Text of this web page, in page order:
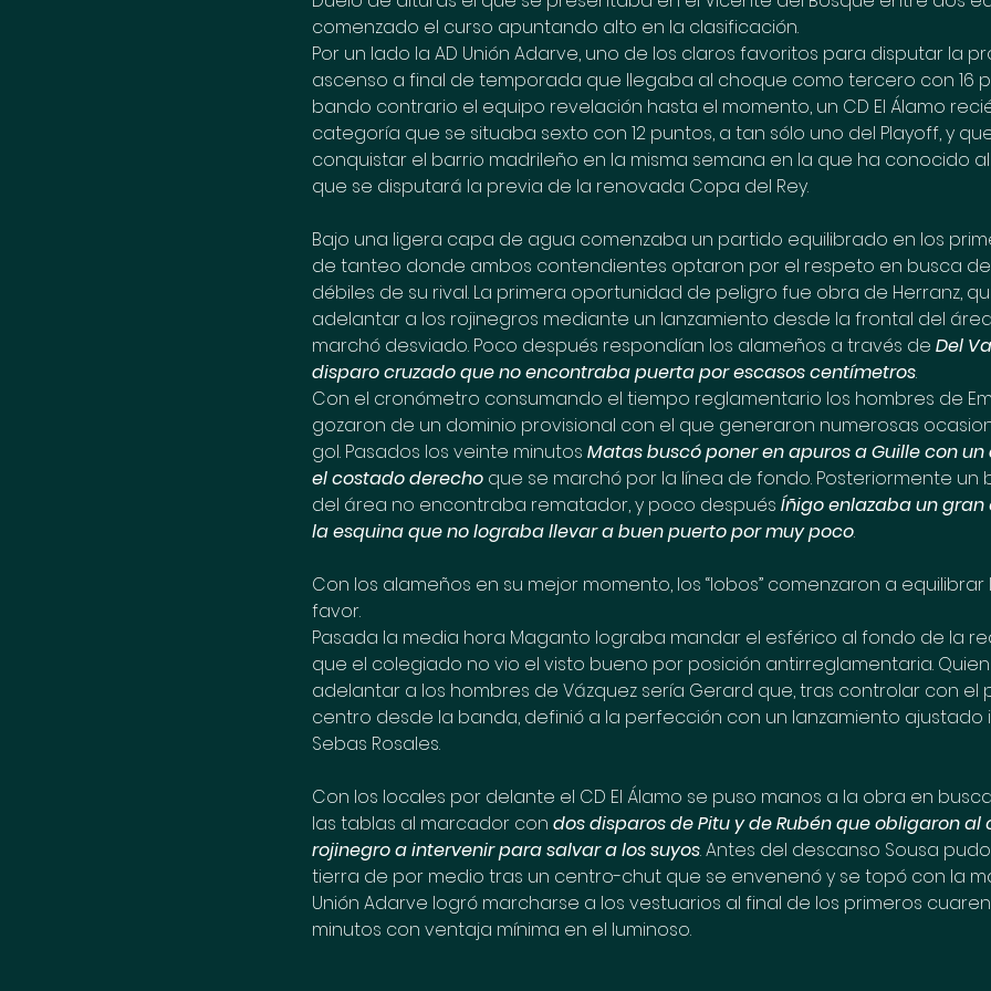
comenzado el curso apuntando alto en la clasificación.
Por un lado la AD Unión Adarve, uno de los claros favoritos para disputar la
ascenso a final de temporada que llegaba al choque como tercero con 16
bando contrario el equipo revelación hasta el momento, un CD El Álamo
categoría que se situaba sexto con 12 puntos, a tan sólo uno del Playoff, y
conquistar el barrio madrileño en la misma semana en la que ha conocido
que se disputará la previa de la renovada Copa del Rey.
Bajo una ligera capa de agua comenzaba un partido equilibrado en los
de tanteo donde ambos contendientes optaron por el respeto en busca
débiles de su rival. La primera oportunidad de peligro fue obra de Herranz,
adelantar a los rojinegros mediante un lanzamiento desde la frontal del
marchó desviado. Poco después respondían los alameños a través de Del
disparo cruzado que no encontraba puerta por escasos centímetros.
Con el cronómetro consumando el tiempo reglamentario los hombres de
gozaron de un dominio provisional con el que generaron numerosas
gol. Pasados los veinte minutos Matas buscó poner en apuros a Guille con
el costado derecho que se marchó por la línea de fondo. Posteriormente
del área no encontraba rematador, y poco después Íñigo enlazaba un
la esquina que no lograba llevar a buen puerto por muy poco.
Con los alameños en su mejor momento, los “lobos” comenzaron a
favor.
Pasada la media hora Maganto lograba mandar el esférico al fondo de la
que el colegiado no vio el visto bueno por posición antirreglamentaria.
adelantar a los hombres de Vázquez sería Gerard que, tras controlar con
centro desde la banda, definió a la perfección con un lanzamiento
Sebas Rosales.
Con los locales por delante el CD El Álamo se puso manos a la obra en
las tablas al marcador con dos disparos de Pitu y de Rubén que obligaron
rojinegro a intervenir para salvar a los suyos. Antes del descanso Sousa
tierra de por medio tras un centro-chut que se envenenó y se topó con la
Unión Adarve logró marcharse a los vestuarios al final de los primeros
minutos con ventaja mínima en el luminoso.